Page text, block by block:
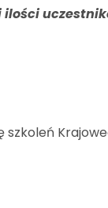
ilości
szkoleń